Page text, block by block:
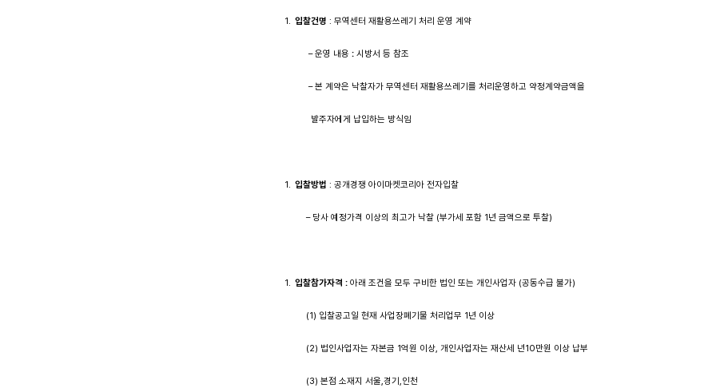
입찰건명 : 무역센터 재활용쓰레기 처리 운영 계약
– 운영 내용:시방서 등 참조
– 본 계약은 낙찰자가 무역센터 재활용쓰레기를 처리운영하고 약정계약금액을
발주자에게 납입하는 방식임
입찰방법 : 공개경쟁 아이마켓코리아 전자입찰
– 당사 예정가격 이상의 최고가 낙찰 (부가세 포함 1년 금액으로 투찰)
입찰참가자격 : 아래 조건을 모두 구비한 법인 또는 개인사업자 (공동수급 불가)
(1) 입찰공고일 현재 사업장폐기물 처리업무 1년 이상
(2) 법인사업자는 자본금 1억원 이상, 개인사업자는 재산세 년10만원 이상 납부
(3) 본점 소재지 서울,경기,인천